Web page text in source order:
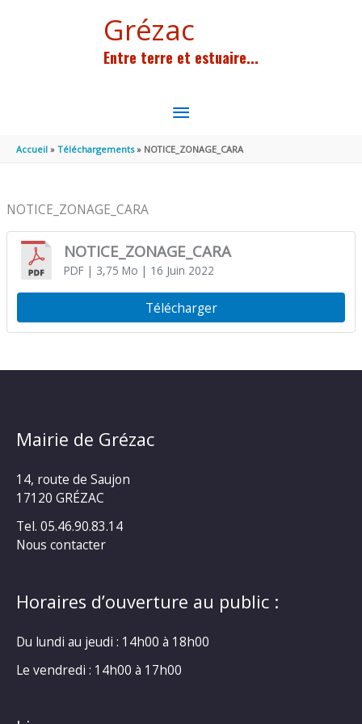
Grézac
Entre terre et estuaire...
MENU
PRINCIPAL
Accueil Téléchargements NOTICE_ZONAGE_CARA
NOTICE_ZONAGE_CARA
NOTICE_ZONAGE_CARA
PDF| 3,75 Mo | 16 Juin 2022
Télécharger
Mairie de Grézac
14, route de Saujon
17120 GRÉZAC
Tel. 05.46.90.83.14
Nous contacter
Horaires d’ouverture au public :
Du lundi au jeudi : 14h00 à 18h00
Le vendredi : 14h00 à 17h00